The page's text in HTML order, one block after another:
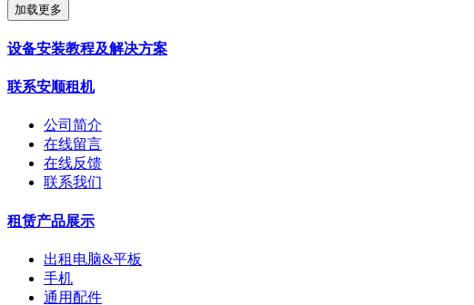
加载更多
设备安装教程及解决方案
联系安顺租机
公司简介
在线留言
在线反馈
联系我们
租赁产品展示
出租电脑&平板
手机
通用配件